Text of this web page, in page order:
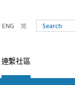
ENG 简
連繫社區